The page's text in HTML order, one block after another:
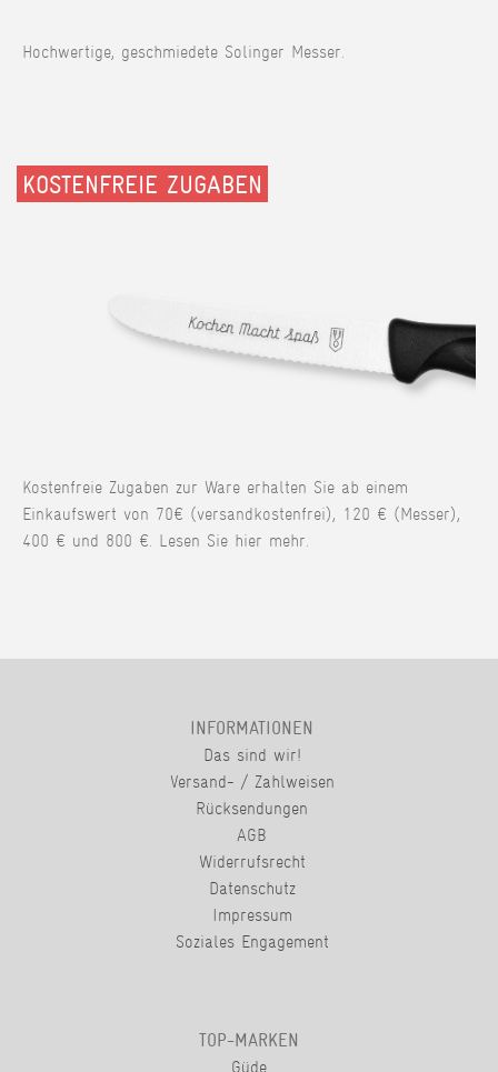
Hochwertige, geschmiedete Solinger Messer.
KOSTENFREIE ZUGABEN
Kostenfreie Zugaben zur Ware erhalten Sie ab einem
Einkaufswert von 70€ (versandkostenfrei), 120 € (Messer),
400 € und 800 €. Lesen Sie hier mehr.
INFORMATIONEN
Das sind wir!
Versand- / Zahlweisen
Rücksendungen
AGB
Widerrufsrecht
Datenschutz
Impressum
Soziales Engagement
TOP-MARKEN
Güde